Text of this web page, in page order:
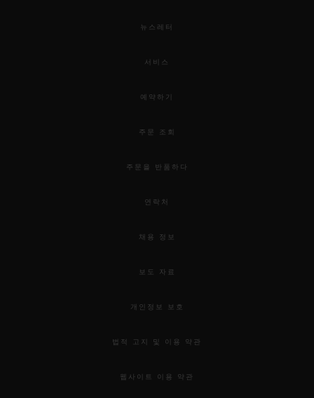
뉴스레터
서비스
예약하기
주문 조회
주문을 반품하다
연락처
채용 정보
보도 자료
개인정보 보호
법적 고지 및 이용 약관
웹사이트 이용 약관